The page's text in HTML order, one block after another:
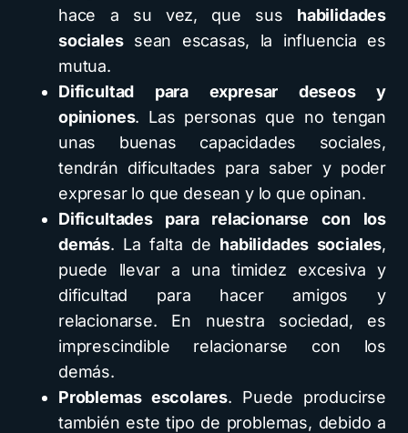
hace a su vez, que sus habilidades
socialessean escasas, la influencia es
mutua.
Dificultad para expresar deseos y
opiniones. Las personas que no tengan
unas buenas capacidades sociales,
tendrán dificultades para saber y poder
expresar lo que desean y lo que opinan.
Dificultades para relacionarse con los
demás. La falta de habilidades sociales,
puede llevar a una timidez excesiva y
dificultad para hacer amigos y
relacionarse. En nuestra sociedad, es
imprescindible relacionarse con los
demás.
Problemas escolares. Puede producirse
también este tipo de problemas, debido a